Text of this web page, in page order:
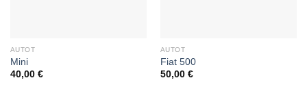
AUTOT
Mini
40,00 €
AUTOT
Fiat 500
50,00 €